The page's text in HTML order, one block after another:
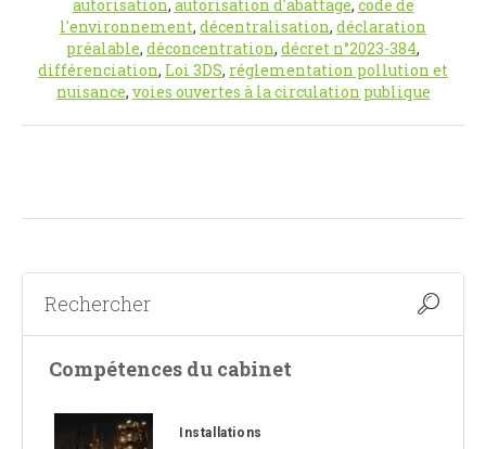
autorisation, autorisation d'abattage, code de
l'environnement, décentralisation, déclaration
préalable, déconcentration, décret n°2023-384,
différenciation, Loi 3DS, réglementation pollution et
nuisance, voies ouvertes à la circulation publique
Compétences du cabinet
Installations